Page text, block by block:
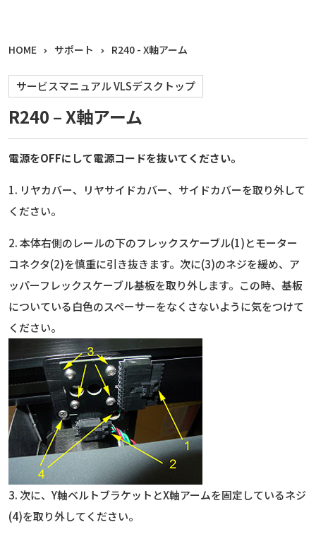
HOME サポート R240 - X軸アーム
サービスマニュアル VLSデスクトップ
R240 – X軸アーム
電源をOFFにして電源コードを抜いてください。
1. リヤカバー、リヤサイドカバー、サイドカバーを取り外して
ください。
2. 本体右側のレールの下のフレックスケーブル(1)とモーター
コネクタ(2)を慎重に引き抜きます。次に(3)のネジを緩め、ア
ッパーフレックスケーブル基板を取り外します。この時、基板
についている白色のスペーサーをなくさないように気をつけて
ください。
3. 次に、Y軸ベルトブラケットとX軸アームを固定しているネジ
(4)を取り外してください。